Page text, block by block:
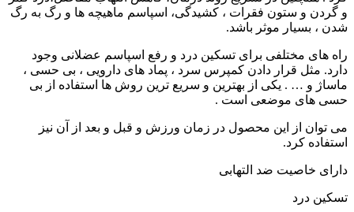
و گردن و ستون فقرات ، کشیدگی، اسپاسم ماهیچه ها و رگ به رگ
شدن ، بسیار موثر باشد.
راه های مختلفی برای تسکین درد و رفع اسپاسم عضلانی وجود
دارد. مثل قرار دادن کمپرس سرد ، پماد های دارویی ، بی حسی ،
ماساژ و … . یکی از بهترین و سریع ترین روش ها استفاده از بی
حسی های موضعی است .
می توان از این محصول در زمان ورزش و قبل و بعد از آن نیز
استفاده کرد.
دارای خاصیت ضد التهابی
تسکین درد